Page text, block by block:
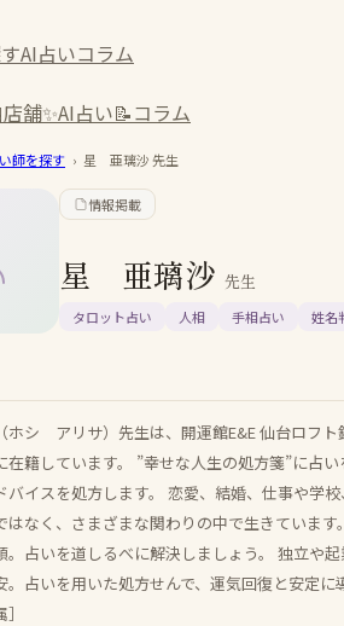
AI占いコラム
店舗✨AI占い📝コラム
師を探す › 星 亜璃沙先生
情報掲載
星 亜璃沙 先生
タロット占い 人相 手相占い 姓名
シ アリサ）先生は、開運館E&E 仙台ロフト
在籍しています。 ”幸せな人生の処方箋”に占
バイスを処方します。 恋愛、結婚、仕事や学
はなく、さまざまな関わりの中で生きていま
。占いを道しるべに解決しましょう。 独立や
。占いを用いた処方せんで、運気回復と安定